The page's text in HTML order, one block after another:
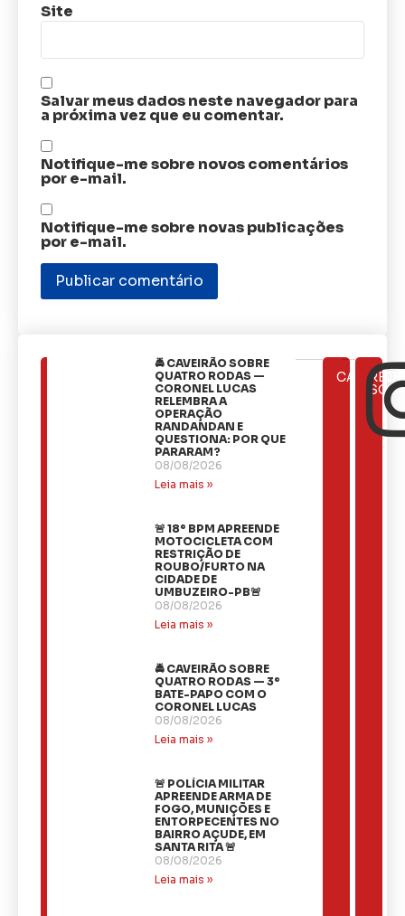
Site
Salvar meus dados neste navegador para
a próxima vez que eu comentar.
Notifique-me sobre novos comentários
por e-mail.
Notifique-me sobre novas publicações
por e-mail.
🚔 CAVEIRÃO SOBRE
QUATRO RODAS —
CORONEL LUCAS
RELEMBRA A
OPERAÇÃO
RANDANDAN E
QUESTIONA: POR QUE
PARARAM?
08/08/2026
Leia mais »
🚨 18º BPM APREENDE
MOTOCICLETA COM
RESTRIÇÃO DE
ROUBO/FURTO NA
CIDADE DE
UMBUZEIRO-PB🚨
08/08/2026
Leia mais »
🚔 CAVEIRÃO SOBRE
QUATRO RODAS — 3º
BATE-PAPO COM O
CORONEL LUCAS
08/08/2026
Leia mais »
🚨 POLÍCIA MILITAR
APREENDE ARMA DE
FOGO, MUNIÇÕES E
ENTORPECENTES NO
BAIRRO AÇUDE, EM
SANTA RITA 🚨
08/08/2026
Leia mais »